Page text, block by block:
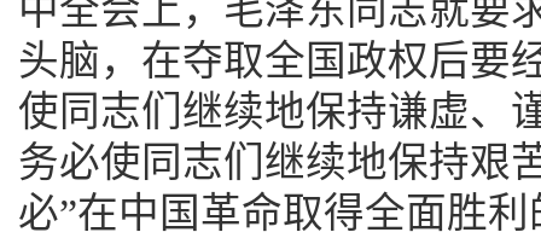
中全会上，毛泽东同志就要
头脑，在夺取全国政权后要
使同志们继续地保持谦虚、
务必使同志们继续地保持艰
必”在中国革命取得全面胜